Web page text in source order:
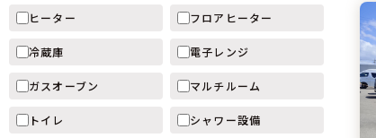
ヒーター フロアヒーター
冷蔵庫 電子レンジ
ガスオーブン マルチルーム
トイレ シャワー設備